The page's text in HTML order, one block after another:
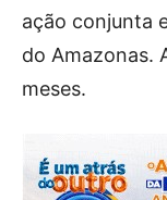
ação conjunta
do Amazonas.
meses.